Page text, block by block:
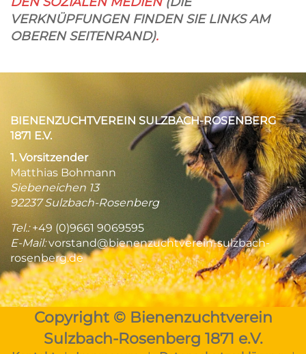
VERKNÜPFUNGEN FINDEN SIE LINKS AM
OBEREN SEITENRAND).
BIENENZUCHTVEREIN SULZBACH-ROSENBERG
1871 E.V.
1. Vorsitzender
Matthias Bohmann
Siebeneichen 13
92237 Sulzbach-Rosenberg
Tel.:+49 (0)9661 9069595
E-Mail: vorstand@bienenzuchtverein-sulzbach-
rosenberg.de
Copyright © Bienenzuchtverein
Sulzbach-Rosenberg 1871 e.V.